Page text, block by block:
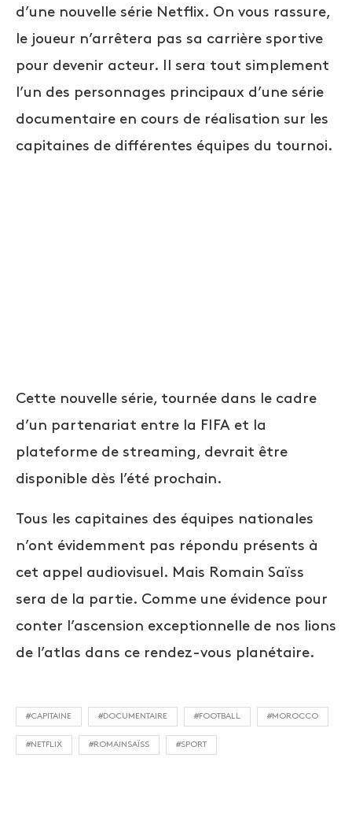
d’une nouvelle série Netflix. On vous rassure,
le joueur n’arrêtera pas sa carrière sportive
pour devenir acteur. Il sera tout simplement
l’un des personnages principaux d’une série
documentaire en cours de réalisation sur les
capitaines de différentes équipes du tournoi.
Cette nouvelle série, tournée dans le cadre
d’un partenariat entre la FIFA et la
plateforme de streaming, devrait être
disponible dès l’été prochain.
Tous les capitaines des équipes nationales
n’ont évidemment pas répondu présents à
cet appel audiovisuel. Mais Romain Saïss
sera de la partie. Comme une évidence pour
conter l’ascension exceptionnelle de nos lions
de l’atlas dans ce rendez-vous planétaire.
#CAPITAINE #DOCUMENTAIRE #FOOTBALL #MOROCCO
#NETFLIX #ROMAINSAÏSS #SPORT